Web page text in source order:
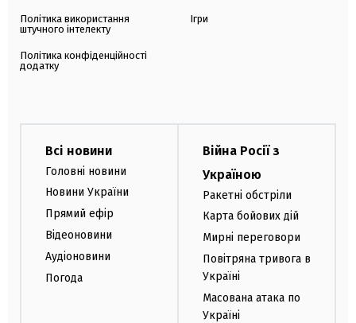
Політика використання
штучного інтелекту
Політика конфіденційності
додатку
Ігри
Всі новини
Головні новини
Новини України
Прямий ефір
Відеоновини
Аудіоновини
Погода
Війна Росії з
Україною
Ракетні обстріли
Карта бойових дій
Мирні переговори
Повітряна тривога в
Україні
Масована атака по
Україні